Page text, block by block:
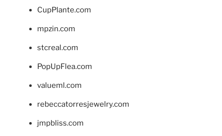
CupPlante.com
mpzin.com
stcreal.com
PopUpFlea.com
valueml.com
rebeccatorresjewelry.com
jmpbliss.com